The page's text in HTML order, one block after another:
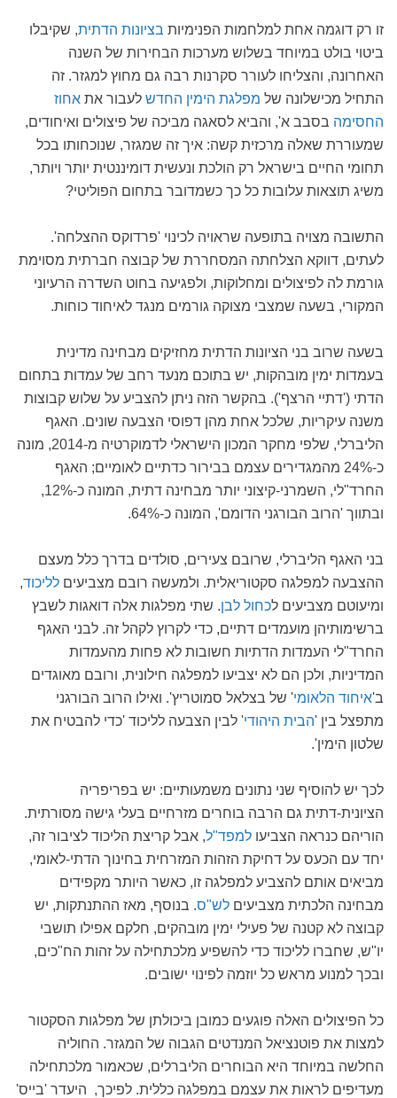
זו רק דוגמה אחת למלחמות הפנימיות בציונות הדתית, שקיבלו
ביטוי בולט במיוחד בשלוש מערכות הבחירות של השנה
האחרונה, והצליחו לעורר סקרנות רבה גם מחוץ למגזר. זה
התחיל מכישלונה של מפלגת הימין החדש לעבור את אחוז
החסימה בסבב א', והביא לסאגה מביכה של פיצולים ואיחודים,
שמעוררת שאלה מרכזית קשה: איך זה שמגזר, שנוכחותו בכל
תחומי החיים בישראל רק הולכת ונעשית דומיננטית יותר ויותר,
משיג תוצאות עלובות כל כך כשמדובר בתחום הפוליטי?
התשובה מצויה בתופעה שראויה לכינוי 'פרדוקס ההצלחה'.
לעתים, דווקא הצלחתה המסחררת של קבוצה חברתית מסוימת
גורמת לה לפיצולים ומחלוקות, ולפגיעה בחוט השדרה הרעיוני
המקורי, בשעה שמצבי מצוקה גורמים מנגד לאיחוד כוחות.
בשעה שרוב בני הציונות הדתית מחזיקים מבחינה מדינית
בעמדות ימין מובהקות, יש בתוכם מנעד רחב של עמדות בתחום
הדתי ('דתיי הרצף'). בהקשר הזה ניתן להצביע על שלוש קבוצות
משנה עיקריות, שלכל אחת מהן דפוסי הצבעה שונים. האגף
הליברלי, שלפי מחקר המכון הישראלי לדמוקרטיה מ-2014, מונה
כ-24% מהמגדירים עצמם בבירור כדתיים לאומיים; האגף
החרד"לי, השמרני-קיצוני יותר מבחינה דתית, המונה כ-12%,
ובתווך 'הרוב הבורגני הדומם', המונה כ-64%.
בני האגף הליברלי, שרובם צעירים, סולדים בדרך כלל מעצם
ההצבעה למפלגה סקטוריאלית. ולמעשה רובם מצביעים לליכוד,
ומיעוטם מצביעים לכחול לבן. שתי מפלגות אלה דואגות לשבץ
ברשימותיהן מועמדים דתיים, כדי לקרוץ לקהל זה. לבני האגף
החרד"לי העמדות הדתיות חשובות לא פחות מהעמדות
המדיניות, ולכן הם לא יצביעו למפלגה חילונית, ורובם מאוגדים
ב'איחוד הלאומי' של בצלאל סמוטריץ'. ואילו הרוב הבורגני
מתפצל בין 'הבית היהודי' לבין הצבעה לליכוד 'כדי להבטיח את
שלטון הימין'.
לכך יש להוסיף שני נתונים משמעותיים: יש בפריפריה
הציונית-דתית גם הרבה בוחרים מזרחיים בעלי גישה מסורתית.
הוריהם כנראה הצביעו למפד"ל, אבל קריצת הליכוד לציבור זה,
יחד עם הכעס על דחיקת הזהות המזרחית בחינוך הדתי-לאומי,
מביאים אותם להצביע למפלגה זו, כאשר היותר מקפידים
מבחינה הלכתית מצביעים לש"ס. בנוסף, מאז ההתנתקות, יש
קבוצה לא קטנה של פעילי ימין מובהקים, חלקם אפילו תושבי
יו"ש, שחברו לליכוד כדי להשפיע מלכתחילה על זהות הח"כים,
ובכך למנוע מראש כל יוזמה לפינוי ישובים.
כל הפיצולים האלה פוגעים כמובן ביכולתן של מפלגות הסקטור
למצות את פוטנציאל המנדטים הגבוה של המגזר. החוליה
החלשה במיוחד היא הבוחרים הליברלים, שכאמור מלכתחילה
מעדיפים לראות את עצמם במפלגה כללית. לפיכך, היעדר 'בייס'